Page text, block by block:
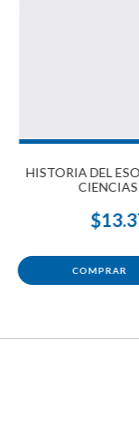
HISTORIA DEL